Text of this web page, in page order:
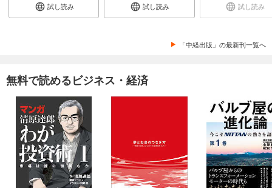
試し読み 試し読み 試し読み
「中経出版」の最新刊一覧へ
無料で読めるビジネス・経済